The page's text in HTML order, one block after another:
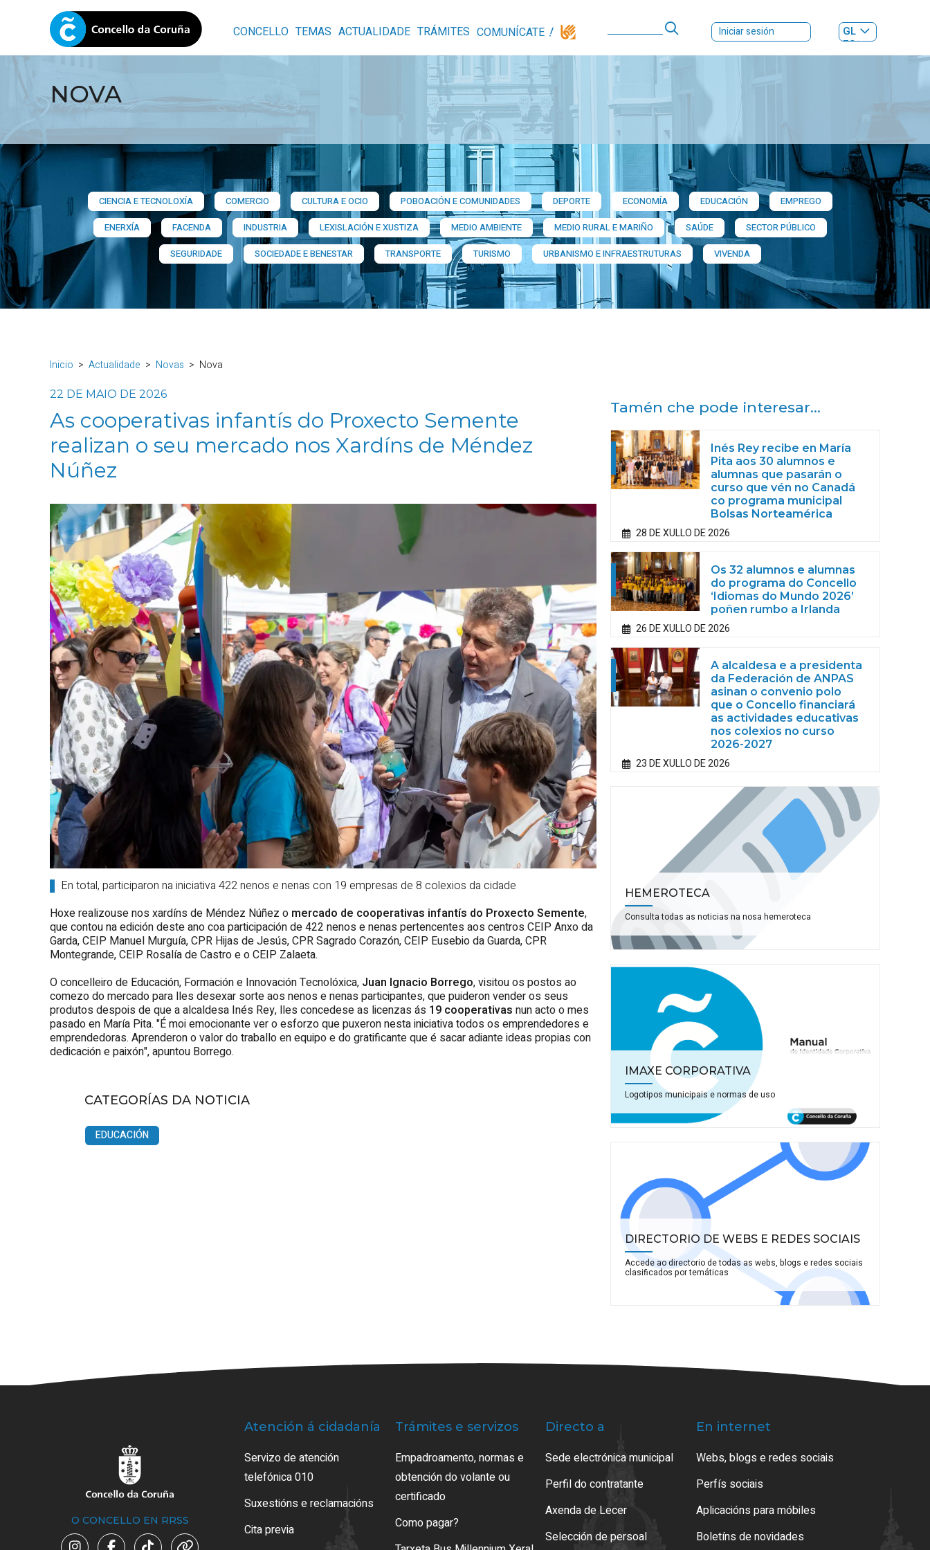
CONCELLO TEMAS ACTUALIDADE TRÁMITES COMUNÍCATE Iniciar sesión
GL
ES|
NOVA
CIENCIA E TECNOLOXÍA COMERCIO CULTURA E OCIO POBOACIÓN E COMUNIDADES DEPORTE ECONOMÍA EDUCACIÓN
EMPREGO
ENERXÍA
FACENDA INDUSTRIA LEXISLACIÓN E XUSTIZA MEDIO AMBIENTE MEDIO RURAL E MARIÑO SAÚDE
SECTOR PÚBLICO
SEGURIDADE
SOCIEDADE E BENESTAR TRANSPORTE TURISMO URBANISMO E INFRAESTRUTURAS VIVENDA
Inicio Actualidade Novas Nova
22 DE MAIO DE 2026
As cooperativas infantís do Proxecto Semente
realizan o seu mercado nos Xardíns de Méndez
Núñez
En total, participaron na iniciativa 422 nenos e nenas con 19 empresas de 8 colexios da cidade
Hoxe realizouse nos xardíns de Méndez Núñez o mercado de cooperativas infantís do Proxecto Semente,
que contou na edición deste ano coa participación de 422 nenos e nenas pertencentes aos centros CEIP Anxo da
Garda, CEIP Manuel Murguía, CPR Hijas de Jesús, CPR Sagrado Corazón, CEIP Eusebio da Guarda, CPR
Montegrande, CEIP Rosalía de Castro e o CEIP Zalaeta.
O concelleiro de Educación, Formación e Innovación Tecnolóxica, Juan Ignacio Borrego, visitou os postos ao
comezo do mercado para lles desexar sorte aos nenos e nenas participantes, que puideron vender os seus
produtos despois de que a alcaldesa Inés Rey, lles concedese as licenzas ás 19 cooperativas nun acto o mes
pasado en María Pita. "É moi emocionante ver o esforzo que puxeron nesta iniciativa todos os emprendedores e
emprendedoras. Aprenderon o valor do traballo en equipo e do gratificante que é sacar adiante ideas propias con
dedicación e paixón", apuntou Borrego.
CATEGORÍAS DA NOTICIA
EDUCACIÓN
Tamén che pode interesar...
Inés Rey recibe en María
Pita aos 30 alumnos e
alumnas que pasarán o
curso que vén no Canadá
co programa municipal
Bolsas Norteamérica
28 DE XULLO DE 2026
Os 32 alumnos e alumnas
do programa do Concello
‘Idiomas do Mundo 2026’
poñen rumbo a Irlanda
26 DE XULLO DE 2026
A alcaldesa e a presidenta
da Federación de ANPAS
asinan o convenio polo
que o Concello financiará
as actividades educativas
nos colexios no curso
2026-2027
23 DE XULLO DE 2026
HEMEROTECA
Consulta todas as noticias na nosa hemeroteca
IMAXE CORPORATIVA
Logotipos municipais e normas de uso
DIRECTORIO DE WEBS E REDES SOCIAIS
Accede ao directorio de todas as webs, blogs e redes sociais
clasificados por temáticas
O CONCELLO EN RRSS
Atención á cidadanía
Servizo de atención
telefónica 010
Suxestións e reclamacións
Cita previa
Trámites e servizos
Empadroamento, normas e
obtención do volante ou
certificado
Como pagar?
Directo a
Sede electrónica municipal
Perfil do contratante
Axenda de Lecer
Selección de persoal
En internet
Webs, blogs e redes sociais
Perfís sociais
Aplicacións para móbiles
Boletíns de novidades